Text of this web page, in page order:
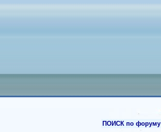
ПОИСК по форуму